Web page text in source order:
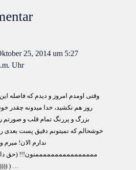
25, 2014 um 5:27
Uhr
وقتی اومدم امروز و دیدم که فاصله
روز هم نکشید، خدا میدونه چقدر
بزرگ و پررنگ تمام قلب و صورتم رو
خوشحالم که نمیتونم دقیق پست بعدی
ندارم الان!
ممممممممممممممممنون!!! (حق
خداحافظی شما رو :))))) ) …